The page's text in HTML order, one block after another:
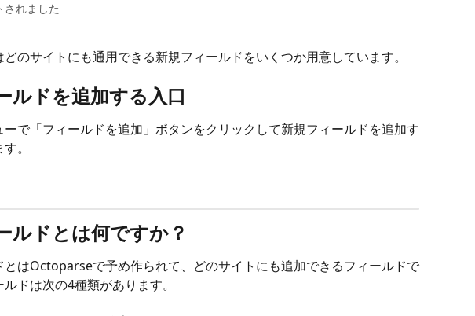
されました
のサイトにも通用できる新規フィールドをいくつか用意しています。
ルドを追加する入口
ーで「フィールドを追加」ボタンをクリックして新規フィールドを追加す
。
ルドとは何ですか？
とはOctoparseで予め作られて、どのサイトにも追加できるフィールドで
ドは次の4種類があります。